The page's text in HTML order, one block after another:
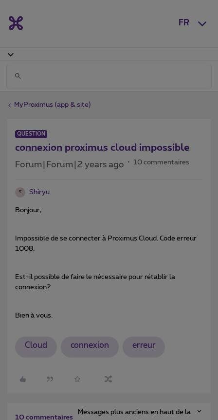
FR
MyProximus (app & site)
QUESTION
connexion proximus cloud impossible
Forum|Forum|2 years ago 10 commentaires
S Shiryu
Bonjour,
Impossible de se connecter à Proximus Cloud. Code erreur
1008.
Est-il possible de faire le nécessaire pour rétablir la
connexion?
Bien à vous.
Cloud connexion erreur
10 commentaires
Messages plus anciens en haut de la